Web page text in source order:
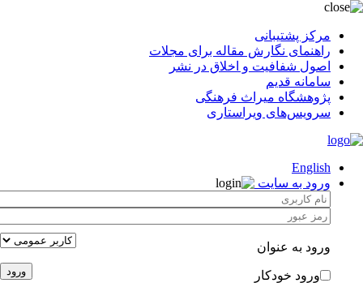
مرکز پشتیبانی
راهنمای نگارش مقاله برای مجلات
اصول شفافیت و اخلاق در نشر
سامانه قدیم
پژوهشگاه میراث فرهنگی
سرویس‌های ویراستاری
English
ورود به سایت
ورود به عنوان
ورود خودکار